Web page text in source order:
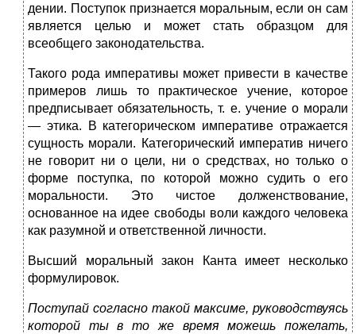
дении. Поступок признается моральным, если он сам
является целью и может стать образцом для
всеобщего законодательства.
Такого рода императивы может привести в качестве
примеров лишь то практическое учение, которое
предписывает обязательность, т. е. учение о морали
— этика. В категорическом императиве отража­ется
сущность морали. Категорический императив ничего
не говорит ни о цели, ни о средствах, но только о
форме поступка, по которой можно судить о его
моральности. Это чистое долженствование,
основанное на идее свободы воли каждого человека
как разумной и ответственной личности.
Высший моральный закон Канта имеет несколько
формулиро­вок.
Поступай согласно такой максиме, руководствуясь
которой ты в то же время можешь пожелать,